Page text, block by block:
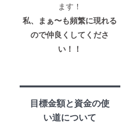
ます！
私、まぁ〜も頻繁に現れる
ので仲良くしてくださ
い！！
目標金額と資金の使
い道について